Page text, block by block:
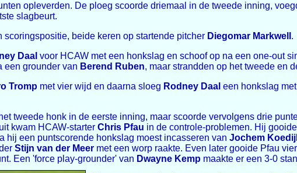
opleverden. De ploeg scoorde driemaal in de tweede inning,
slagbeurt.
scoringspositie, beide keren op startende pitcher Diegomar Markwell .
Daal voor HCAW met een honkslag en schoof op na een one-out
een grounder van Berend Ruben, maar strandden op het tweede en
Tromp met vier wijd en daarna sloeg Rodney Daal een honkslag
tweede honk in de eerste inning, maar scoorde vervolgens drie
kwam HCAW-starter Chris Pfau in de controle-problemen. Hij
hij een puntscorende honkslag moest incasseren van Jochem
Stijn van der Meer met een worp raakte. Even later gooide Pfau
Een 'force play-grounder' van Dwayne Kemp maakte er een 3-0